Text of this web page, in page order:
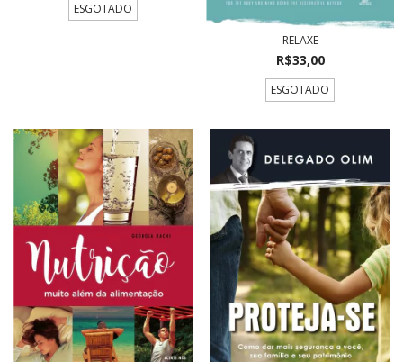
ESGOTADO
RELAXE
R$33,00
ESGOTADO